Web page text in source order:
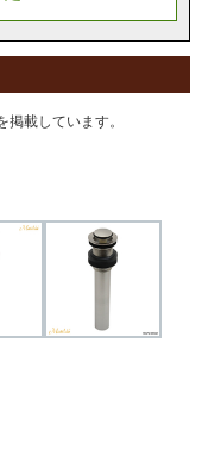
載しています。